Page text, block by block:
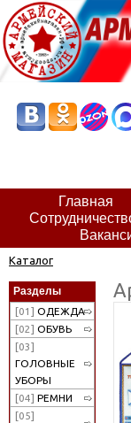
Главная
Каталог
Разделы
[01] ОДЕЖДА
[02] ОБУВЬ
[03]
ГОЛОВНЫЕ
УБОРЫ
[04] РЕМНИ
[05]